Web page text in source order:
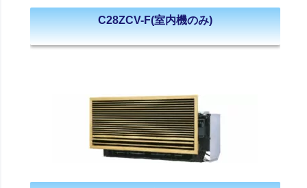
C28ZCV-F(室内機のみ)